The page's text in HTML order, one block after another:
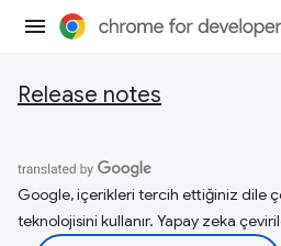
Release notes
Google, içerikleri tercih ettiğiniz dile
teknolojisini kullanır. Yapay zeka